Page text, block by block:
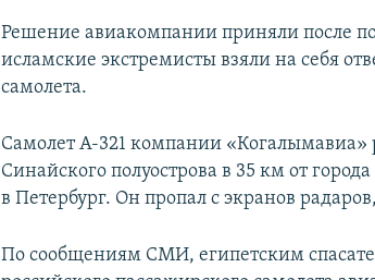
Решение авиакомпании приняли после
исламские экстремисты взяли на себя
самолета.
Самолет А-321 компании «Когалымавиа»
Синайского полуострова в 35 км от
в Петербург. Он пропал с экранов
По сообщениям СМИ, египетским